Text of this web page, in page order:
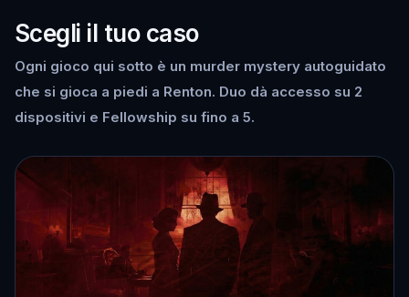
Scegli il tuo caso
Ogni gioco qui sotto è un murder mystery autoguidato
che si gioca a piedi a Renton. Duo dà accesso su 2
dispositivi e Fellowship su fino a 5.